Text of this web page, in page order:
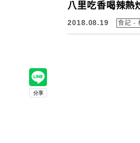
八里吃香喝辣熱
2018.08.19 食記 -